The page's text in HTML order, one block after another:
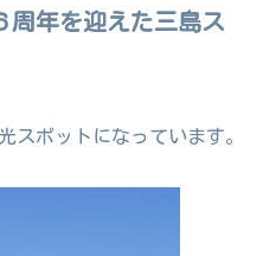
周年を迎えた三島ス
スポットになっています。